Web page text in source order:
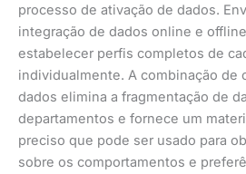
processo de ativação de dados.
integração de dados online e
estabelecer perfis completos de
individualmente. A combinação de
dados elimina a fragmentação de
departamentos e fornece um
preciso que pode ser usado para
sobre os comportamentos e